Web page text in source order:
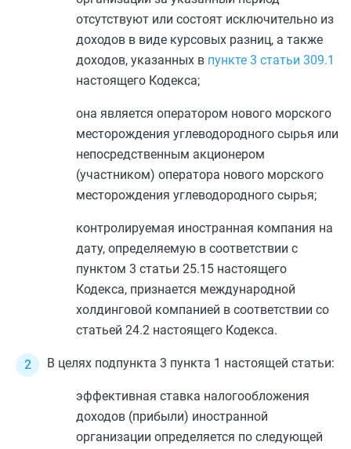
отсутствуют или состоят исключительно из
доходов в виде курсовых разниц, а также
доходов, указанных в пункте 3 статьи 309.1
настоящего Кодекса;
она является оператором нового морского
месторождения углеводородного сырья или
непосредственным акционером
(участником) оператора нового морского
месторождения углеводородного сырья;
контролируемая иностранная компания на
дату, определяемую в соответствии с
пунктом 3 статьи 25.15 настоящего
Кодекса, признается международной
холдинговой компанией в соответствии со
статьей 24.2 настоящего Кодекса.
В целях подпункта 3 пункта 1 настоящей статьи:
эффективная ставка налогообложения
доходов (прибыли) иностранной
организации определяется по следующей